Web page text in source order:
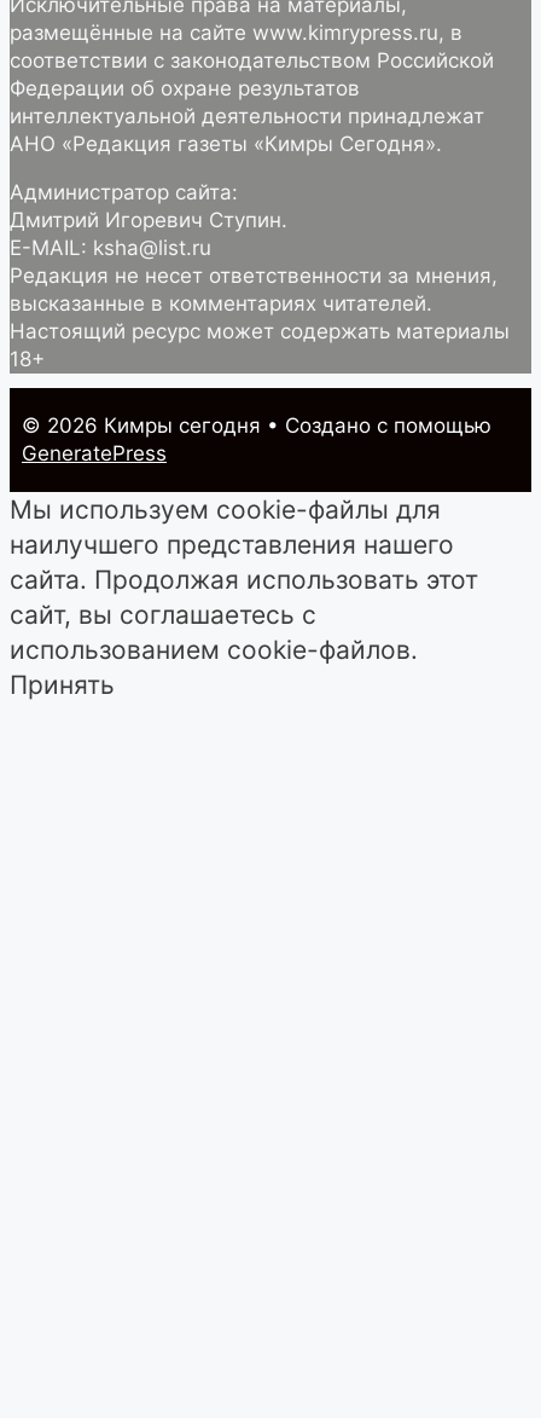
Исключительные права на материалы,
размещённые на сайте www.kimrypress.ru, в
соответствии с законодательством Российской
Федерации об охране результатов
интеллектуальной деятельности принадлежат
АНО «Редакция газеты «Кимры Сегодня».
Администратор сайта:
Дмитрий Игоревич Ступин.
E-MAIL: ksha@list.ru
Редакция не несет ответственности за мнения,
высказанные в комментариях читателей.
Настоящий ресурс может содержать материалы
18+
© 2026 Кимры cегодня • Создано с помощью
GeneratePress
Мы используем cookie-файлы для
наилучшего представления нашего
сайта. Продолжая использовать этот
сайт, вы соглашаетесь с
использованием cookie-файлов.
Принять